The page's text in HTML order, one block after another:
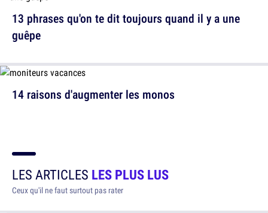
13 phrases qu'on te dit toujours quand il y a une
guêpe
14 raisons d'augmenter les monos
LES ARTICLES LES PLUS LUS
Ceux qu'il ne faut surtout pas rater